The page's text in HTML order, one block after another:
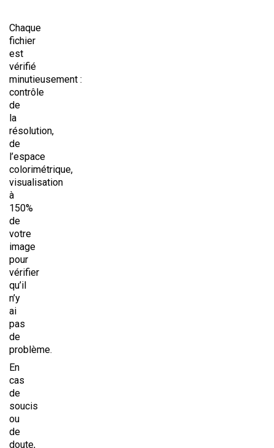
Chaque
fichier
est
vérifié
minutieusement :
contrôle
de
la
résolution,
de
l’espace
colorimétrique,
visualisation
à
150%
de
votre
image
pour
vérifier
qu’il
n’y
ai
pas
de
problème.
En
cas
de
soucis
ou
de
doute,